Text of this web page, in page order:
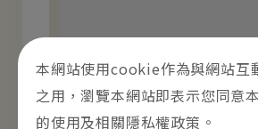
本網站使用cookie作為與網站互
之用，瀏覽本網站即表示您同意
的使用及相關隱私權政策 。